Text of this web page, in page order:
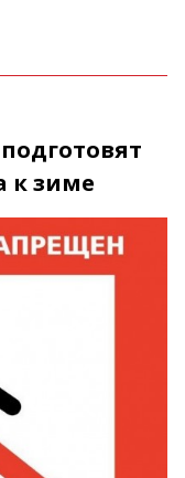
к зиме